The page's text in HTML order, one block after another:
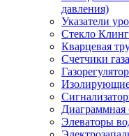
давления)
Указатели
Стекло
Кварцевая
Счетчики
Диаграммная
Элеваторы